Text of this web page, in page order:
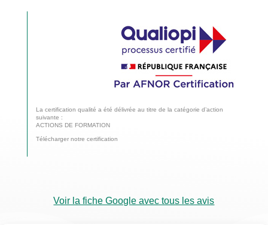
La certification qualité a été délivrée au titre de la catégorie d’action
suivante :
ACTIONS DE FORMATION
Télécharger notre certification
Voir la fiche Google avec tous les avis